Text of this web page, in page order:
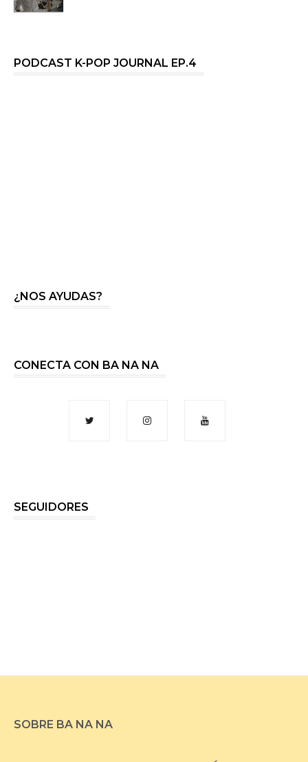
PODCAST K-POP JOURNAL EP.4
¿NOS AYUDAS?
CONECTA CON BA NA NA
SEGUIDORES
SOBRE BA NA NA